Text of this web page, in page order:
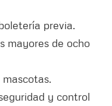
previa.
mayores de ocho
y control